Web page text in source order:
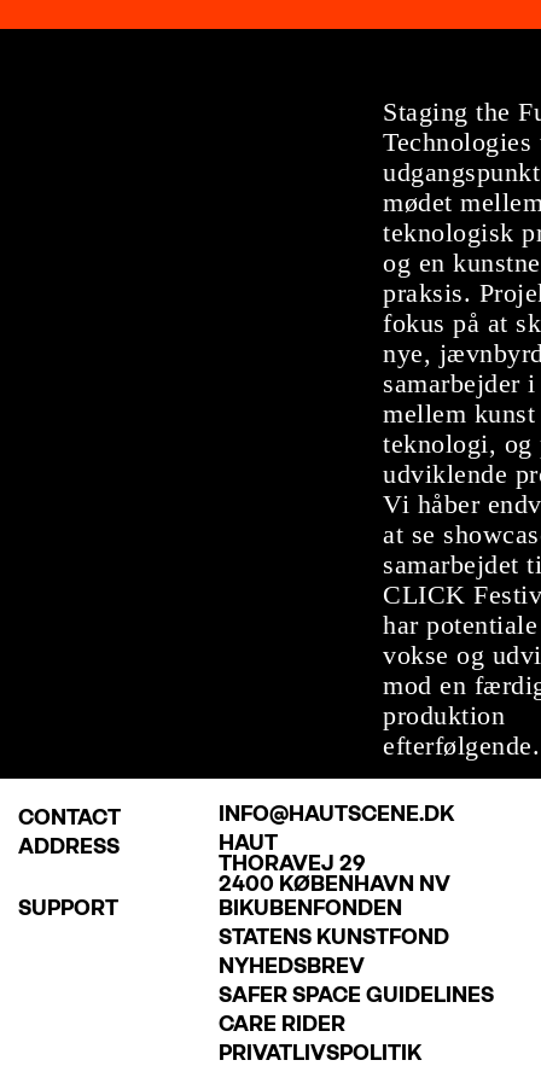
Staging the
Technologies
mødet
teknologisk
og en
praksis.
fokus på at
nye,
samarbejder
mellem kunst
teknologi, og
udviklende
Vi håber
at se
samarbejdet
CLICK
har
vokse og
mod en
produktion
efterfølgende.
CONTACT
INFO@HAUTSCENE.DK
ADDRESS
HAUT
THORAVEJ 29
2400 KØBENHAVN NV
SUPPORT
BIKUBENFONDEN
STATENS KUNSTFOND
NYHEDSBREV
SAFER SPACE GUIDELINES
CARE RIDER
PRIVATLIVSPOLITIK